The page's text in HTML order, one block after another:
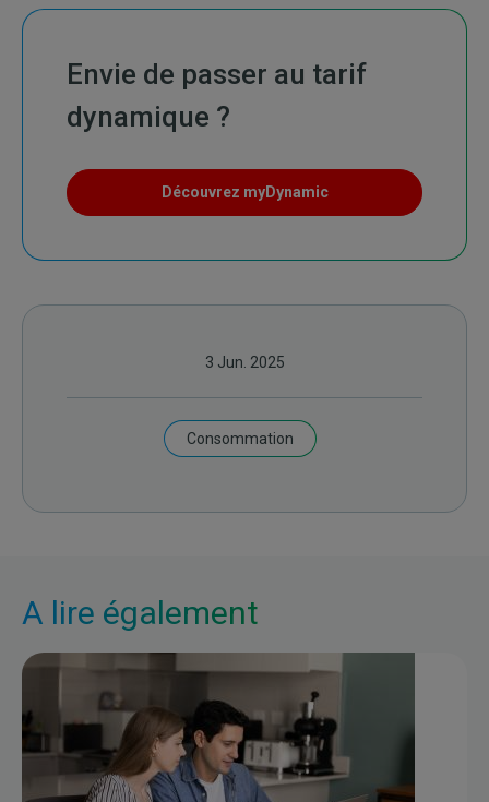
Envie de passer au tarif
dynamique ?
Découvrez myDynamic
3 Jun. 2025
Consommation
A lire également